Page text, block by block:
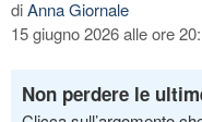
diAnna Giornale
15 giugno 2026 alle ore
Non perdere le